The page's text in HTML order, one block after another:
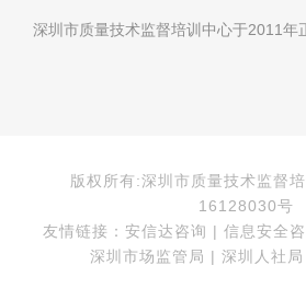
深圳市质量技术监督培训中心于2011年
版权所有:深圳市质量技术监督
16128030号
友情链接：安信达咨询 | 信息安全
深圳市场监管局 | 深圳人社